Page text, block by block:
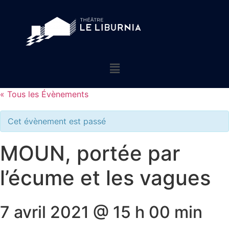
« Tous les Évènements
Cet évènement est passé
MOUN, portée par
l’écume et les vagues
7 avril 2021 @ 15 h 00 min